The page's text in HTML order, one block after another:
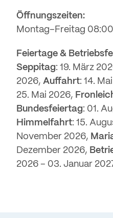
Öffnungszeiten:
Montag–Freitag
Feiertage &
Seppitag: 19. März
2026, Auffahrt: 14.
25. Mai 2026,
Bundesfeiertag: 01.
Himmelfahrt: 15.
November 2026,
Dezember 2026,
2026 – 03. Januar